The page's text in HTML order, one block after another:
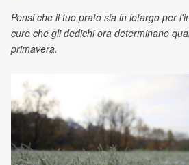
Pensi che il tuo prato sia in letargo per
cure che gli dedichi ora determinano
primavera.